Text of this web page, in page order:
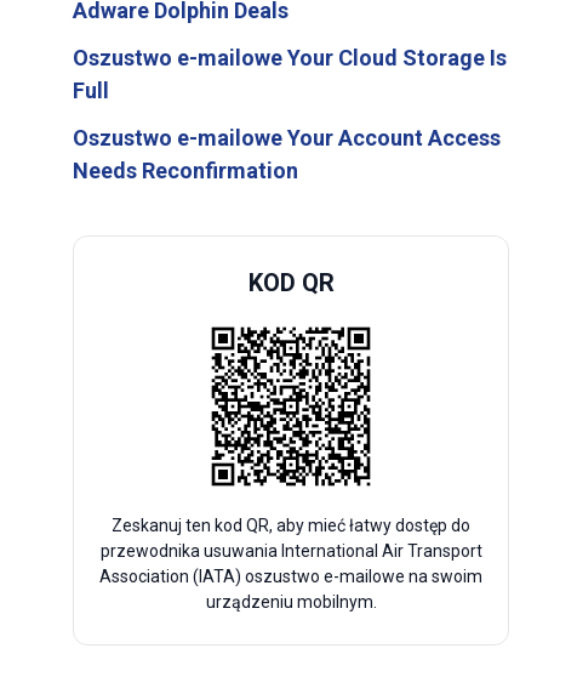
Adware Dolphin Deals
Oszustwo e-mailowe Your Cloud Storage Is
Full
Oszustwo e-mailowe Your Account Access
Needs Reconfirmation
KOD QR
Zeskanuj ten kod QR, aby mieć łatwy dostęp do
przewodnika usuwania International Air Transport
Association (IATA) oszustwo e-mailowe na swoim
urządzeniu mobilnym.